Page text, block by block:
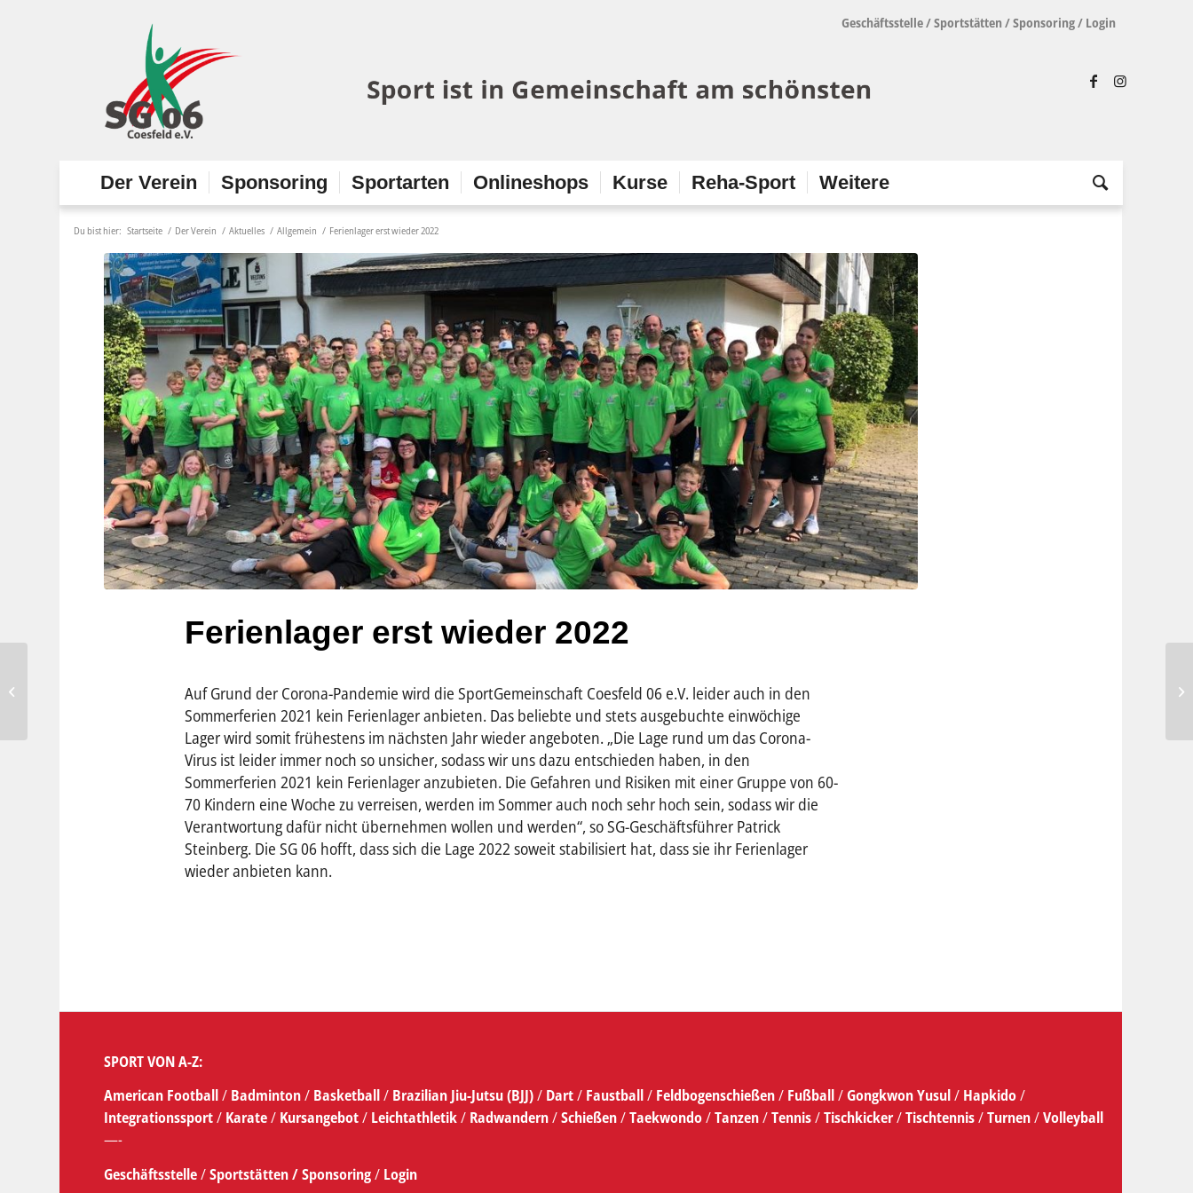
Geschäftsstelle/Sportstätten /Sponsoring/ Login
Der Verein Sponsoring Sportarten Onlineshops Kurse Reha-Sport Weitere
Du bist hier: Startseite / Der Verein / Aktuelles / Allgemein / Ferienlager erst wieder 2022
Ferienlager erst wieder 2022
Auf Grund der Corona-Pandemie wird die SportGemeinschaft Coesfeld 06 e.V. leider auch in den
Sommerferien 2021 kein Ferienlager anbieten. Das beliebte und stets ausgebuchte einwöchige
Lager wird somit frühestens im nächsten Jahr wieder angeboten. „Die Lage rund um das Corona-
Virus ist leider immer noch so unsicher, sodass wir uns dazu entschieden haben, in den
Sommerferien 2021 kein Ferienlager anzubieten. Die Gefahren und Risiken mit einer Gruppe von 60-
70 Kindern eine Woche zu verreisen, werden im Sommer auch noch sehr hoch sein, sodass wir die
Verantwortung dafür nicht übernehmen wollen und werden“, so SG-Geschäftsführer Patrick
Steinberg. Die SG 06 hofft, dass sich die Lage 2022 soweit stabilisiert hat, dass sie ihr Ferienlager
wieder anbieten kann.
SPORT VON A-Z:
American Football/ Badminton/ Basketball/ Brazilian Jiu-Jutsu (BJJ)/ Dart/ Faustball/ Feldbogenschießen/ Fußball/Gongkwon Yusul/ Hapkido/
Integrationssport/ Karate/ Kursangebot/ Leichtathletik/ Radwandern/Schießen/Taekwondo/Tanzen/Tennis/Tischkicker/Tischtennis/Turnen/Volleyball
—-
Geschäftsstelle/Sportstätten /Sponsoring/ Login